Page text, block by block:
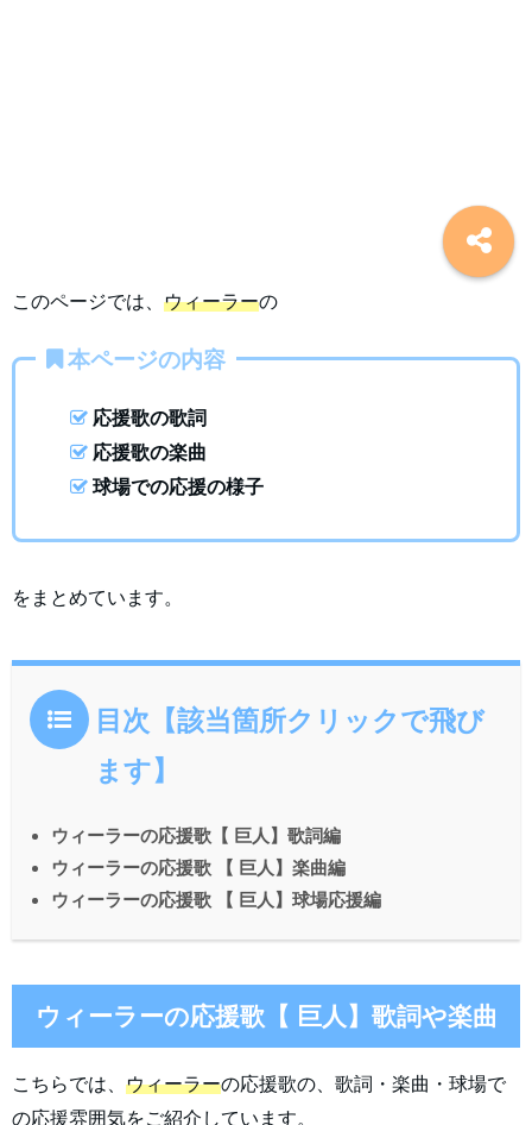
このページでは、 ウィーラーの
本ページの内容
応援歌の歌詞
応援歌の楽曲
球場での応援の様子
をまとめています。
目次【該当箇所クリックで飛び
ます】
ウィーラーの応援歌【 巨人】歌詞編
ウィーラーの応援歌 【 巨人】楽曲編
ウィーラーの応援歌 【 巨人】球場応援編
ウィーラーの応援歌【 巨人】歌詞や楽曲
こちらでは、 ウィーラーの応援歌の、歌詞・楽曲・球場で
の応援雰囲気をご紹介しています。